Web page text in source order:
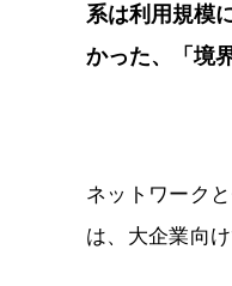
系は利用規模
かった、「境
ネットワーク
は、大企業向